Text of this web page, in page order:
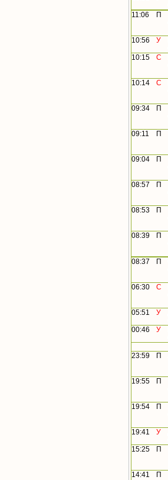
11:06
П
10:56 У
10:15
С
10:14 С
09:34 П
09:11 П
09:04
П
08:57 П
08:53 П
08:39 П
08:37 П
06:30 С
05:51 У
00:46
У
23:59
П
19:55
П
19:54 П
19:41 У
15:25
П
14:41
П